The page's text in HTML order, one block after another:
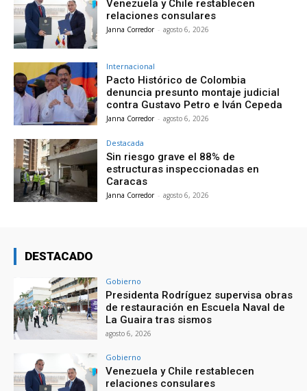
Venezuela y Chile restablecen
relaciones consulares
Janna Corredor - agosto 6, 2026
Internacional
Pacto Histórico de Colombia
denuncia presunto montaje judicial
contra Gustavo Petro e Iván Cepeda
Janna Corredor - agosto 6, 2026
Destacada
Sin riesgo grave el 88% de
estructuras inspeccionadas en
Caracas
Janna Corredor - agosto 6, 2026
DESTACADO
Gobierno
Presidenta Rodríguez supervisa obras
de restauración en Escuela Naval de
La Guaira tras sismos
agosto 6, 2026
Gobierno
Venezuela y Chile restablecen
relaciones consulares